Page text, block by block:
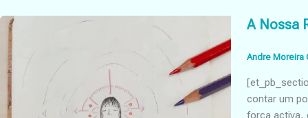
A Nossa
Andre Moreira
contar um
força activa,